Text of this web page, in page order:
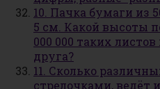
10. Пачка бумаги из
5 см. Какой высоты
000 000 таких
друга?
11. Сколько
стрелочками, ведёт